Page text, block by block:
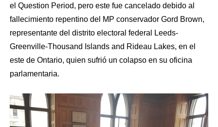
el Question Period, pero este fue cancelado debido al
fallecimiento repentino del MP conservador Gord Brown,
representante del distrito electoral federal Leeds-
Greenville-Thousand Islands and Rideau Lakes, en el
este de Ontario, quien sufrió un colapso en su oficina
parlamentaria.